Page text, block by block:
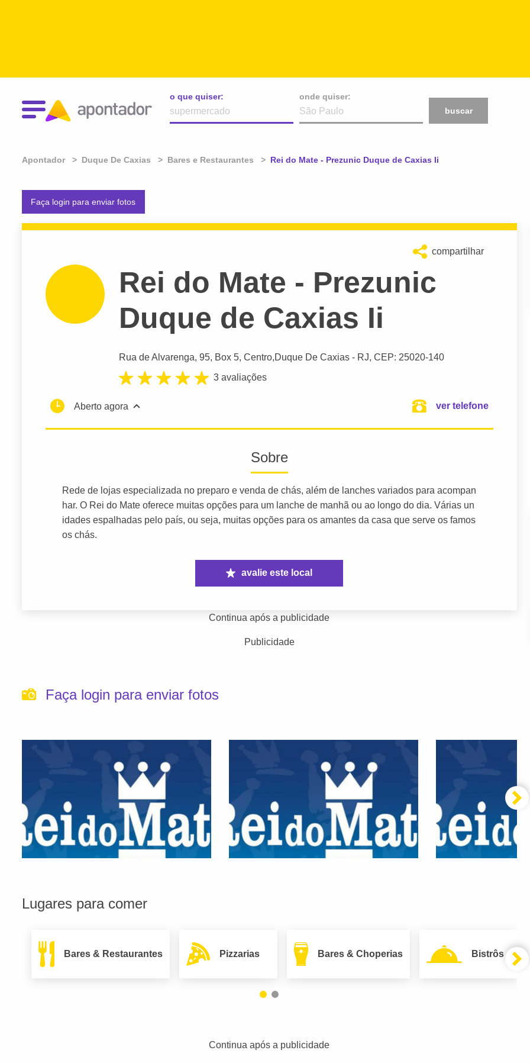
o que quiser:
onde quiser:
buscar
Apontador Duque De Caxias Bares e Restaurantes Atual:
Rei do Mate - Prezunic Duque de Caxias Ii
Faça login para enviar fotos
compartilhar
Rei do Mate - Prezunic
Duque de Caxias Ii
Rua de Alvarenga, 95, Box 5, Centro,Duque De Caxias - RJ, CEP: 25020-140
3 avaliações
Aberto agora ver telefone
Sobre
Rede de lojas especializada no preparo e venda de chás, além de lanches variados para acompan
har. O Rei do Mate oferece muitas opções para um lanche de manhã ou ao longo do dia. Várias un
idades espalhadas pelo país, ou seja, muitas opções para os amantes da casa que serve os famos
os chás.
avalie este local
Continua após a publicidade
Publicidade
Faça login para enviar fotos
Lugares para comer
Bares & Restaurantes Pizzarias Bares & Choperias Bistrôs
Continua após a publicidade